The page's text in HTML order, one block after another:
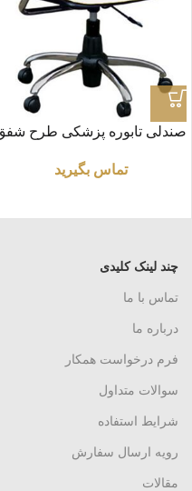
صندلی تابوره پزشکی طرح
تماس بگیرید
چند لینک کلیدی
تماس با ما
درباره ما
فرم درخواست همکار
سوالات متداول
شرایط استفاده
رویه ارسال سفارش
مقالات